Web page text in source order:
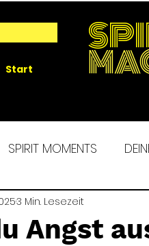
Start
SPIRIT MOMENTS
MORGENROUTINE
Angst
3 Min. Lesezeit